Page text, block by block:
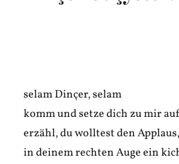
selam Dinçer, selam
komm und setze dich zu mir
erzähl, du wolltest den
in deinem rechten Auge ein